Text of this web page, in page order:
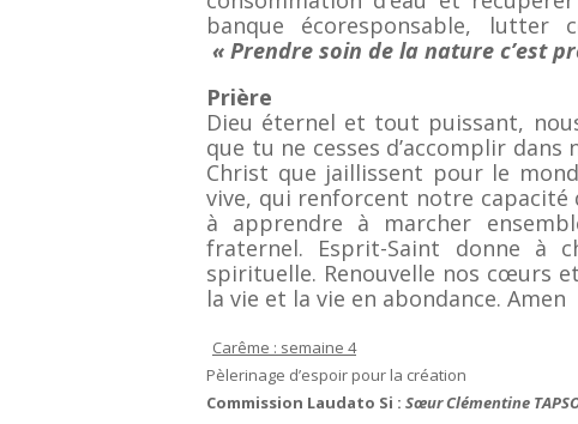
banque écoresponsable,
« Prendre soin de la nature c’est
Prière
Dieu éternel et tout puissant,
que tu ne cesses d’accomplir dans
Christ que jaillissent pour le
vive, qui renforcent notre capacité
à apprendre à marcher
fraternel. Esprit-Saint donne à
spirituelle. Renouvelle nos cœurs
la vie et la vie en abondance. Amen
Carême : semaine 4
Pèlerinage d’espoir pour la création
Commission Laudato Si : Sœur Clémentine